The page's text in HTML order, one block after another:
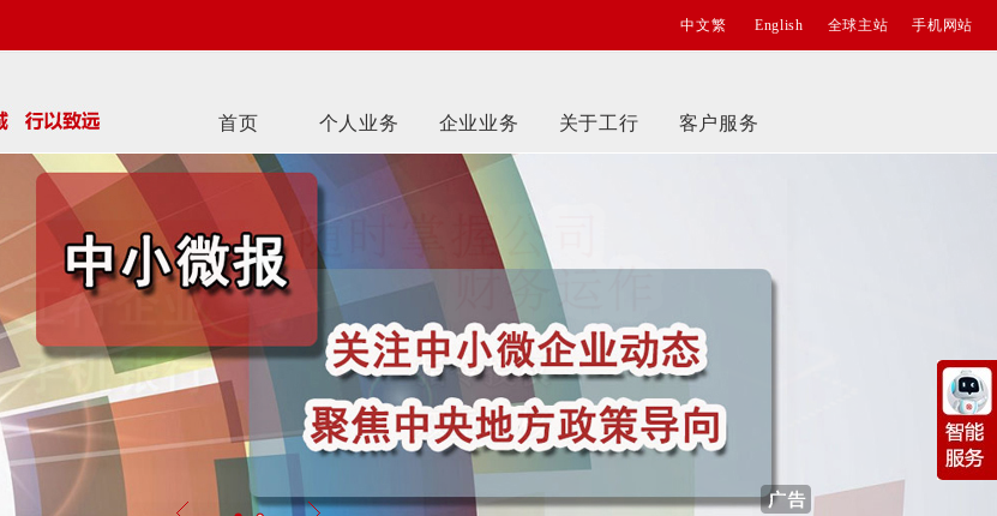
中文繁 English 全球主站 手机网站
首页 个人业务 企业业务 关于工行 客户服务